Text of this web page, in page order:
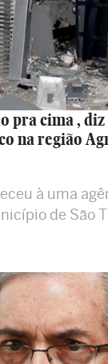
pra cima , diz
na região
à uma
de São